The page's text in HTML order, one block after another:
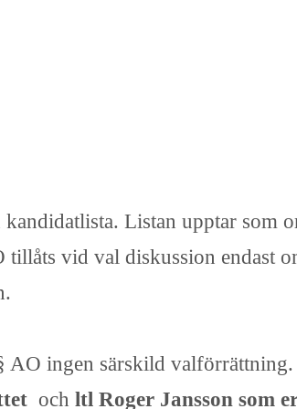
Listan upptar som
vid val diskussion endast
AO ingen särskild valförrättning.
och ltl Roger Jansson som